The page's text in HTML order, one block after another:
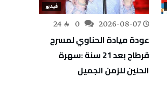
فيديو
2026-08-07
24
عودة ميادة الحناوي لمسرح
قرطاج بعد 21 سنة :سهرة
الحنين للزمن الجميل